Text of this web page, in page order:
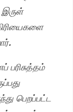
பரிசுத்தம்
பெறப்பட்ட